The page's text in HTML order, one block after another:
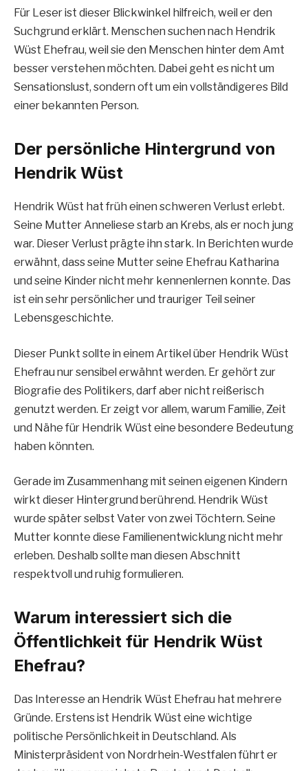
Für Leser ist dieser Blickwinkel hilfreich, weil er den
Suchgrund erklärt. Menschen suchen nach Hendrik
Wüst Ehefrau, weil sie den Menschen hinter dem Amt
besser verstehen möchten. Dabei geht es nicht um
Sensationslust, sondern oft um ein vollständigeres Bild
einer bekannten Person.
Der persönliche Hintergrund von
Hendrik Wüst
Hendrik Wüst hat früh einen schweren Verlust erlebt.
Seine Mutter Anneliese starb an Krebs, als er noch jung
war. Dieser Verlust prägte ihn stark. In Berichten wurde
erwähnt, dass seine Mutter seine Ehefrau Katharina
und seine Kinder nicht mehr kennenlernen konnte. Das
ist ein sehr persönlicher und trauriger Teil seiner
Lebensgeschichte.
Dieser Punkt sollte in einem Artikel über Hendrik Wüst
Ehefrau nur sensibel erwähnt werden. Er gehört zur
Biografie des Politikers, darf aber nicht reißerisch
genutzt werden. Er zeigt vor allem, warum Familie, Zeit
und Nähe für Hendrik Wüst eine besondere Bedeutung
haben könnten.
Gerade im Zusammenhang mit seinen eigenen Kindern
wirkt dieser Hintergrund berührend. Hendrik Wüst
wurde später selbst Vater von zwei Töchtern. Seine
Mutter konnte diese Familienentwicklung nicht mehr
erleben. Deshalb sollte man diesen Abschnitt
respektvoll und ruhig formulieren.
Warum interessiert sich die
Öffentlichkeit für Hendrik Wüst
Ehefrau?
Das Interesse an Hendrik Wüst Ehefrau hat mehrere
Gründe. Erstens ist Hendrik Wüst eine wichtige
politische Persönlichkeit in Deutschland. Als
Ministerpräsident von Nordrhein-Westfalen führt er